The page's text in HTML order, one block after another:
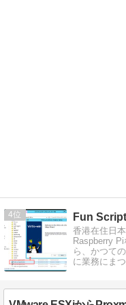
4 Fun
香港在住日
Raspberry
ら、かつて
に業務にま